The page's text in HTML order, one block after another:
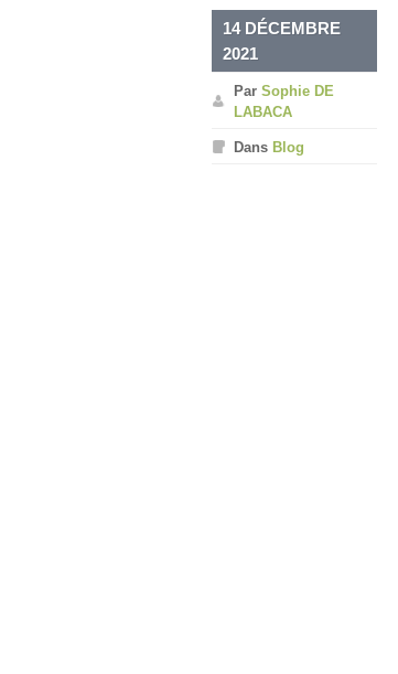
14 DÉCEMBRE
2021
Par Sophie DE
LABACA
Dans Blog